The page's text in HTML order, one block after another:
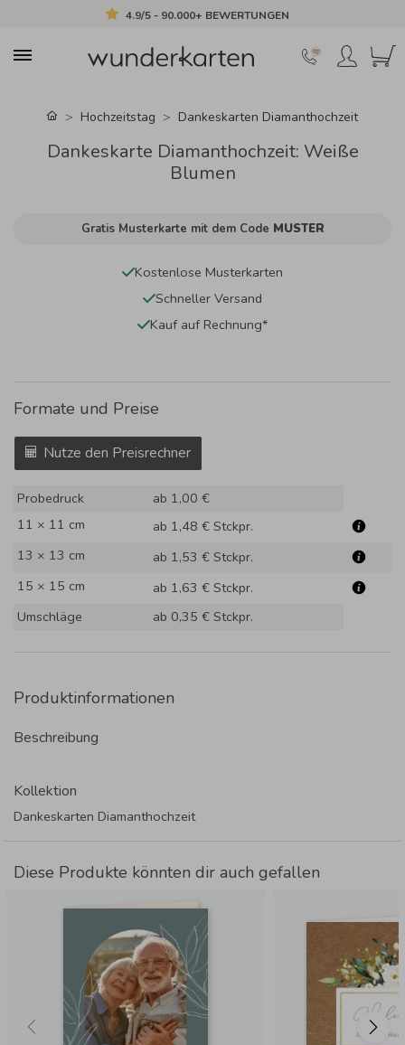
4.9/5 - 90.000+ BEWERTUNGEN
Hochzeitstag Dankeskarten Diamanthochzeit
Dankeskarte Diamanthochzeit: Weiße
Blumen
Gratis Musterkarte mit dem Code MUSTER
Kostenlose Musterkarten
Schneller Versand
Kauf auf Rechnung*
Formate und Preise
Nutze den Preisrechner
Probedruck
ab 1,00 €
11 × 11 cm
ab 1,48 € Stckpr.
13 × 13 cm
ab 1,53 € Stckpr.
15 × 15 cm
ab 1,63 € Stckpr.
Umschläge
ab 0,35 € Stckpr.
Produktinformationen
Beschreibung
Kollektion
Dankeskarten Diamanthochzeit
Diese Produkte könnten dir auch gefallen